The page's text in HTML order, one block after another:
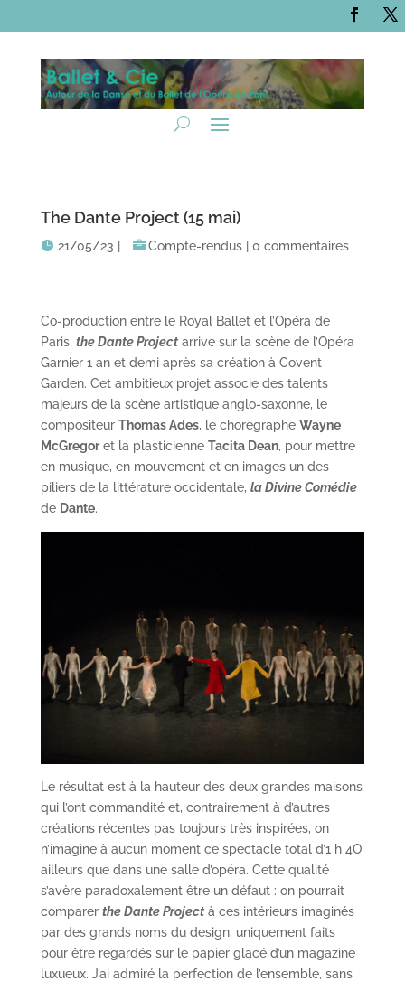
The Dante Project (15 mai)
21/05/23 Compte-rendus| 0 commentaires
Co-production entre le Royal Ballet et l’Opéra de
Paris, the Dante Projectarrive sur la scène de l’Opéra
Garnier 1 an et demi après sa création à Covent
Garden. Cet ambitieux projet associe des talents
majeurs de la scène artistique anglo-saxonne, le
compositeur Thomas Ades, le chorégraphe Wayne
McGregoret la plasticienne Tacita Dean, pour mettre
en musique, en mouvement et en images un des
piliers de la littérature occidentale, la Divine Comédie
de Dante.
Le résultat est à la hauteur des deux grandes maisons
qui l’ont commandité et, contrairement à d’autres
créations récentes pas toujours très inspirées, on
n’imagine à aucun moment ce spectacle total d’1 h 4O
ailleurs que dans une salle d’opéra. Cette qualité
s’avère paradoxalement être un défaut : on pourrait
comparer the Dante Projectà ces intérieurs imaginés
par des grands noms du design, uniquement faits
pour être regardés sur le papier glacé d’un magazine
luxueux. J’ai admiré la perfection de l’ensemble, sans